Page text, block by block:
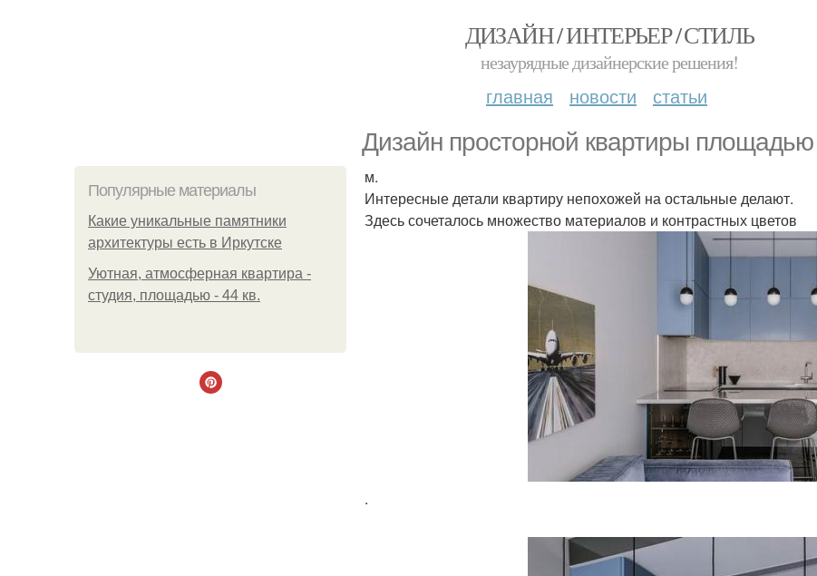
ДИЗАЙН / ИНТЕРЬЕР / СТИЛЬ
незаурядные дизайнерские решения!
главная новости статьи
Дизайн просторной квартиры площадью
Популярные материалы
Какие уникальные памятники
архитектуры есть в Иркутске
Уютная, атмосферная квартира -
студия, площадью - 44 кв.
м.
Интересные детали квартиру непохожей на остальные делают.
Здесь сочеталось множество материалов и контрастных цветов
.